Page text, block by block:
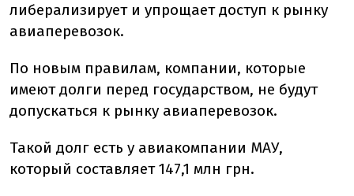
либерализирует и упрощает доступ к рынку
авиаперевозок.
По новым правилам, компании, которые
имеют долги перед государством, не будут
допускаться к рынку авиаперевозок.
Такой долг есть у авиакомпании МАУ,
который составляет 147,1 млн грн.